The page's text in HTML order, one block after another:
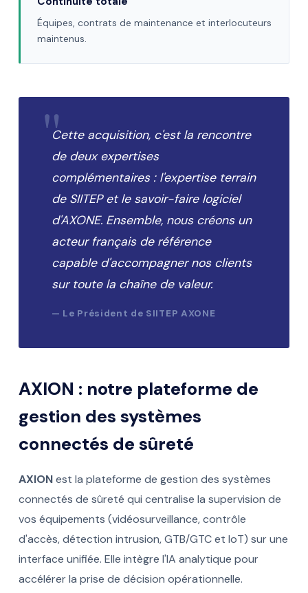
Équipes, contrats de maintenance et interlocuteurs
maintenus.
"Cette acquisition, c'est la rencontre
de deux expertises
complémentaires : l'expertise terrain
de SIITEP et le savoir-faire logiciel
d'AXONE. Ensemble, nous créons un
acteur français de référence
capable d'accompagner nos clients
sur toute la chaîne de valeur.
— Le Président de SIITEP AXONE
AXION : notre plateforme de
gestion des systèmes
connectés de sûreté
AXIONest la plateforme de gestion des systèmes
connectés de sûreté qui centralise la supervision de
vos équipements (vidéosurveillance, contrôle
d'accès, détection intrusion, GTB/GTC et IoT) sur une
interface unifiée. Elle intègre l'IA analytique pour
accélérer la prise de décision opérationnelle.